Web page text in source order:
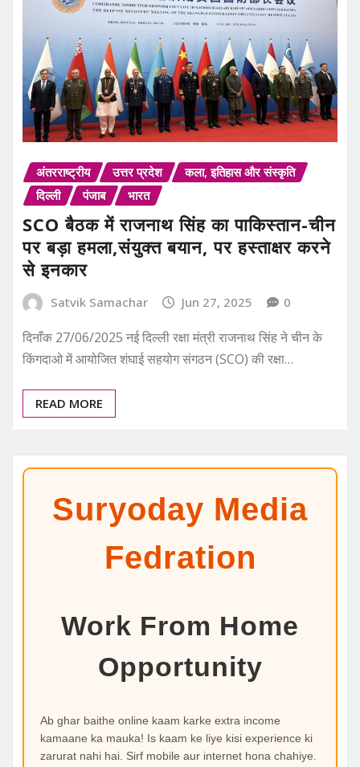
अंतरराष्ट्रीय उत्तर प्रदेश
कला, इतिहास और संस्कृति
दिल्ली
पंजाब भारत
SCO बैठक में राजनाथ सिंह का पाकिस्तान-चीन
पर बड़ा हमला,संयुक्त बयान, पर हस्ताक्षर करने
से इनकार
Satvik Samachar Jun 27, 2025 0
दिनाँक 27/06/2025 नई दिल्ली रक्षा मंत्री राजनाथ सिंह ने चीन के
किंगदाओ में आयोजित शंघाई सहयोग संगठन (SCO) की रक्षा…
READ MORE
Suryoday Media
Fedration
Work From Home
Opportunity
Ab ghar baithe online kaam karke extra income
kamaane ka mauka! Is kaam ke liye kisi experience ki
zarurat nahi hai. Sirf mobile aur internet hona chahiye.